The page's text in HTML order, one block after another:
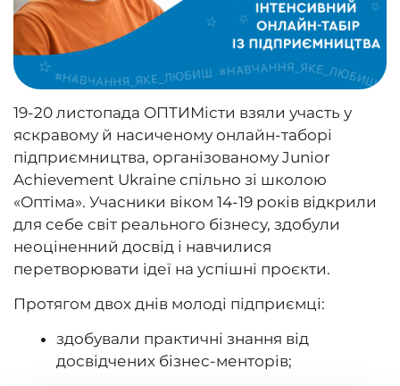
19-20 листопада ОПТИМісти взяли участь у
яскравому й насиченому онлайн-таборі
підприємництва, організованому Junior
Achievement Ukraine спільно зі школою
«Оптіма». Учасники віком 14-19 років відкрили
для себе світ реального бізнесу, здобули
неоціненний досвід і навчилися
перетворювати ідеї на успішні проєкти.
Протягом двох днів молоді підприємці:
здобували практичні знання від
досвідчених бізнес-менторів;